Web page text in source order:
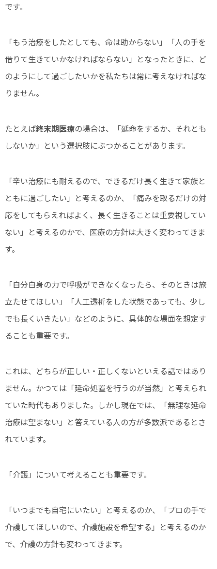
です。
「もう治療をしたとしても、命は助からない」「人の手を
借りて生きていかなければならない」となったときに、ど
のようにして過ごしたいかを私たちは常に考えなければな
りません。
たとえば終末期医療の場合は、「延命をするか、それとも
しないか」という選択肢にぶつかることがあります。
「辛い治療にも耐えるので、できるだけ長く生きて家族と
ともに過ごしたい」と考えるのか、「痛みを取るだけの対
応をしてもらえればよく、長く生きることは重要視してい
ない」と考えるのかで、医療の方針は大きく変わってきま
す。
「自分自身の力で呼吸ができなくなったら、そのときは旅
立たせてほしい」「人工透析をした状態であっても、少し
でも長くいきたい」などのように、具体的な場面を想定す
ることも重要です。
これは、どちらが正しい・正しくないといえる話ではあり
ません。かつては「延命処置を行うのが当然」と考えられ
ていた時代もありました。しかし現在では、「無理な延命
治療は望まない」と答えている人の方が多数派であるとさ
れています。
「介護」について考えることも重要です。
「いつまでも自宅にいたい」と考えるのか、「プロの手で
介護してほしいので、介護施設を希望する」と考えるのか
で、介護の方針も変わってきます。